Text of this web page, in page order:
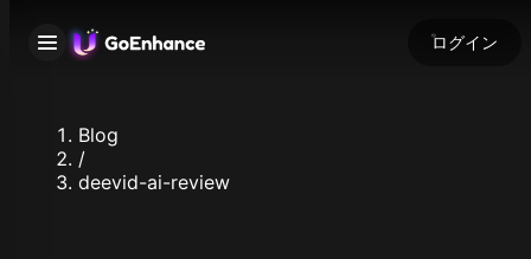
ログイン
Blog
/
deevid-ai-review